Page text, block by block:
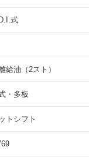
式
給油（2スト）
・多板
トシフト